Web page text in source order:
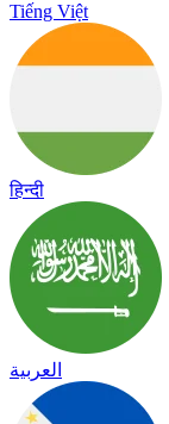
Tiếng Việt
हिन्दी
العربية